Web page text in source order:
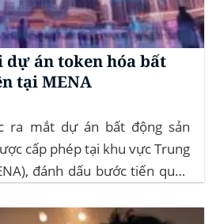
án token hóa bất
tại MENA
ra mắt dự án bất động sản
cấp phép tại khu vực Trung
đánh dấu bước tiến quan
sản. Dự án này là...